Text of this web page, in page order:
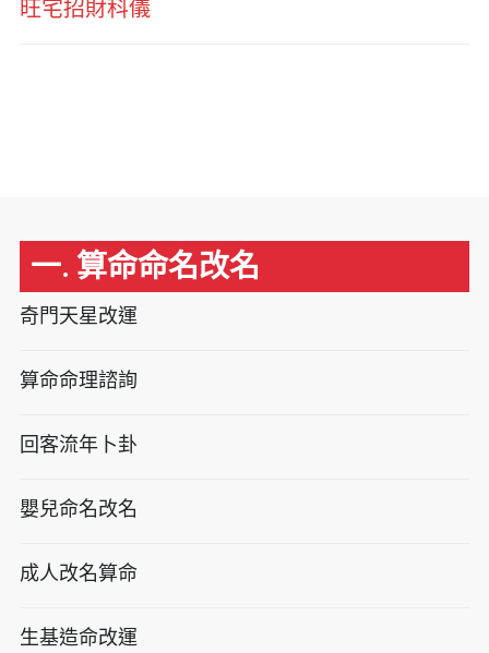
旺宅招財科儀
一. 算命命名改名
奇門天星改運
算命命理諮詢
回客流年卜卦
嬰兒命名改名
成人改名算命
生基造命改運